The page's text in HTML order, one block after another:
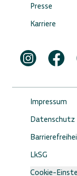
Presse
Karriere
Impressum
Datenschutz
LkSG
Cookie-